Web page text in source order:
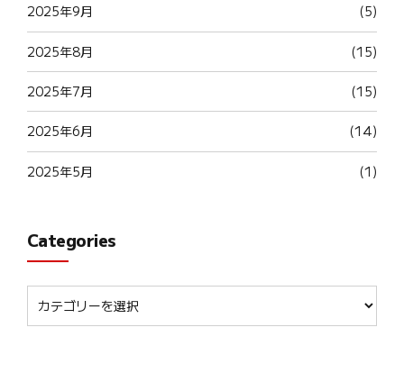
2025年9月 (5)
2025年8月 (15)
2025年7月 (15)
2025年6月 (14)
2025年5月 (1)
Categories